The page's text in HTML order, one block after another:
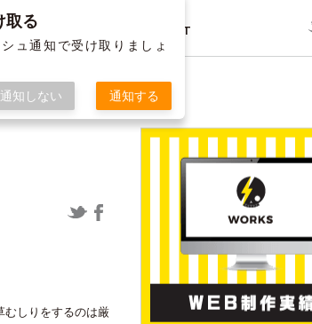
フィック
インで「セッションの有効期限が切
れました」と表示される場合
CONTACT
むしりをするのは厳
取る
ュ通知で受け取りましょ
通知しない 通知する